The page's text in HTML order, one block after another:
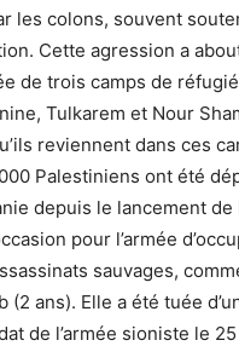
les colons, souvent
Cette agression a
de trois camps de
Tulkarem et Nour
reviennent dans ces
Palestiniens ont été
depuis le lancement de
pour l’armée
sauvages,
(2 ans). Elle a été tuée
de l’armée sioniste le